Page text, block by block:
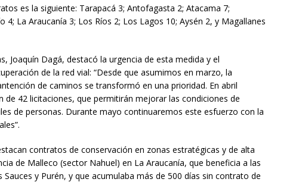
es la siguiente: Tarapacá 3; Antofagasta 2; Atacama 7;
La Araucanía 3; Los Ríos 2; Los Lagos 10; Aysén 2, y Magallanes
Joaquín Dagá, destacó la urgencia de esta medida y el
de la red vial: “Desde que asumimos en marzo, la
de caminos se transformó en una prioridad. En abril
de 42 licitaciones, que permitirán mejorar las condiciones de
de personas. Durante mayo continuaremos este esfuerzo con la
contratos de conservación en zonas estratégicas y de alta
de Malleco (sector Nahuel) en La Araucanía, que beneficia a las
y Purén, y que acumulaba más de 500 días sin contrato de